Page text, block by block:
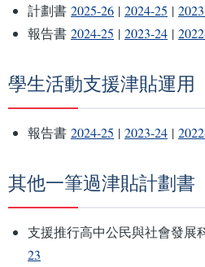
計劃書 2025-26 | 2024-25 |
報告書 2024-25 | 2023-24 |
學生活動支援津貼運用
報告書 2024-25 | 2023-24 |
其他一筆過津貼計劃書
支援推行高中公民與社會發展
23